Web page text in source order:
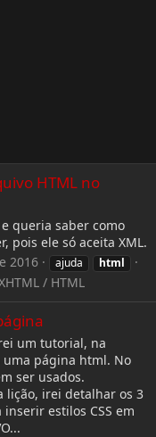
HTML no
queria saber como
pois ele só aceita XML.
2016 ajuda html
/ HTML
um tutorial, na
uma página html. No
ser usados.
lição, irei detalhar os 3
estilos CSS em